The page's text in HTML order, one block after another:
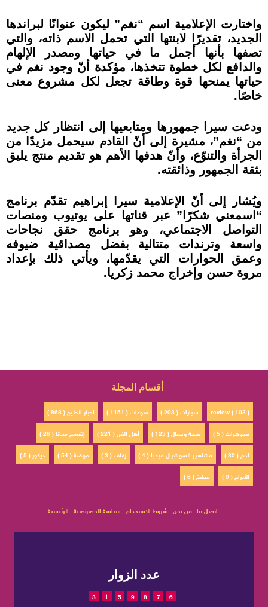
واختارت الإعلامية اسم “نغم” ليكون عنوانًا لبراندها
الجديد، تقديرًا لابنتها التي تحمل الاسم ذاته، والتي
تصفها بأنها أجمل ما في حياتها ومصدر الإلهام
والدافع لكل خطوة تتخذها، مؤكدة أنّ وجود نغم في
حياتها يمنحها قوة وطاقة تجعل لكل مشروع معنى
خاصًا.
ودعت سيرا جمهورها ومتابعيها إلى انتظار كل جديد
من “نغم”، مشيرة إلى أنّ القادم سيحمل مزيدًا من
الجرأة والتنوّع، وأنّ هدفها الأهم هو تقديم منتج يليق
بثقة الجمهور وذائقته.
ويُشار إلى أنّ الإعلامية سيرا إبراهيم تقدّم برنامج
“اسمعني شكرًا” عبر قناتها على يوتيوب ومنصات
التواصل الاجتماعي، وهو برنامج حقق نجاحات
واسعة وترندات متتالية بفضل مصداقية ضيوفه
وعمق الحوارات التي يقدّمها، ويأتي ذلك بإعداد
مروة حسن وإخراج محمد زكريا.
أقسام المجلة
أخبار الخليج ( 868 ) منوعات ( 1151 ) سيارات ( 203 )
review ( 103 )
إتفسح معانا ( 26 )
أهل الفن ( 221 ) صحة وجمال ( 123 )
مجوهرات ( 5 )
ديكور ( 5 )
موضة ( 54 ) زفاف ( 3 ) مشاهير السوشيال ميديا ( 4 )
ادم ( 30 )
مطبخ ( 6 )
الأبراج ( 0 )
الرئيسية سياسة الخصوصية شروط الاستخدام من نحن اتصل بنا
عدد الزوار
3 1 5 9 8 7 6